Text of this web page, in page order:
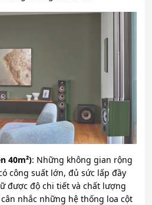
40m²): Những không gian rộng
công suất lớn, đủ sức lấp đầy
được độ chi tiết và chất lượng
nhắc những hệ thống loa cột